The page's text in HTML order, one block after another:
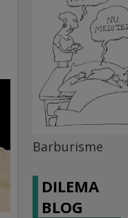
Barburisme
DILEMA
BLOG